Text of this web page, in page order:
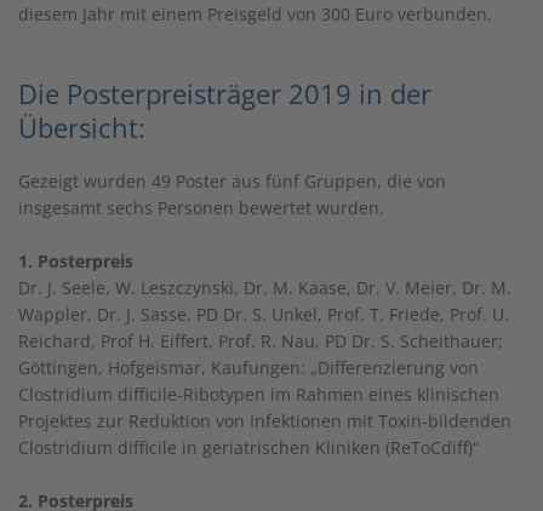
diesem Jahr mit einem Preisgeld von 300 Euro verbunden.
Die Posterpreisträger 2019 in der
Übersicht:
Gezeigt wurden 49 Poster aus fünf Gruppen, die von
insgesamt sechs Personen bewertet wurden.
1. Posterpreis
Dr. J. Seele, W. Leszczynski, Dr. M. Kaase, Dr. V. Meier, Dr. M.
Wappler, Dr. J. Sasse, PD Dr. S. Unkel, Prof. T. Friede, Prof. U.
Reichard, Prof H. Eiffert, Prof. R. Nau, PD Dr. S. Scheithauer;
Göttingen, Hofgeismar, Kaufungen: „Differenzierung von
Clostridium difficile-Ribotypen im Rahmen eines klinischen
Projektes zur Reduktion von Infektionen mit Toxin-bildenden
Clostridium difficile in geriatrischen Kliniken (ReToCdiff)“
2. Posterpreis